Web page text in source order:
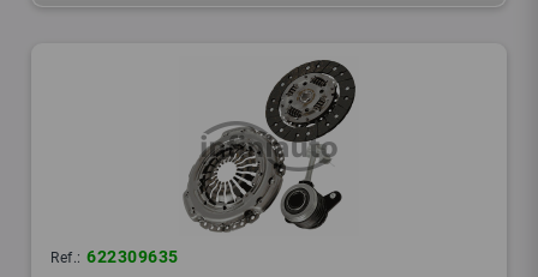
Ref.: 622309635